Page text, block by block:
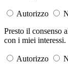
Autorizzo
Presto il consenso
con i miei interessi.
Autorizzo